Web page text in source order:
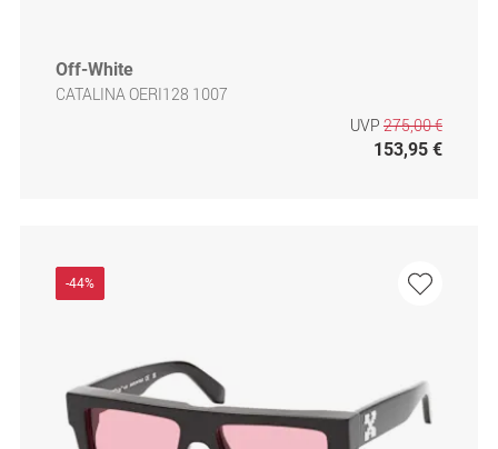
Off-White
CATALINA OERI128 1007
UVP 275,00 €
153,95 €
-44%